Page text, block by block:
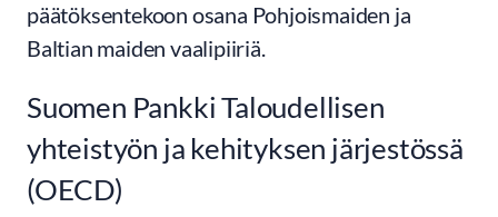
päätöksentekoon osana Pohjoismaiden ja
Baltian maiden vaalipiiriä.
Suomen Pankki Taloudellisen
yhteistyön ja kehityksen järjestössä
(OECD)